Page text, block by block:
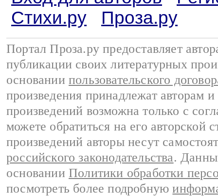
Стихи.ру
Проза.ру
Портал Проза.ру предоставляет
публикации своих литературных
основании пользовательского
произведения принадлежат авторам
произведений возможна только с
можете обратиться на его авторской
произведений авторы несут
российского законодательства.
основании Политики обработки
посмотреть более подробную